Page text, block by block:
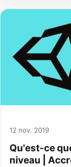
12 nov. 2019
Qu'est-ce
niveau |